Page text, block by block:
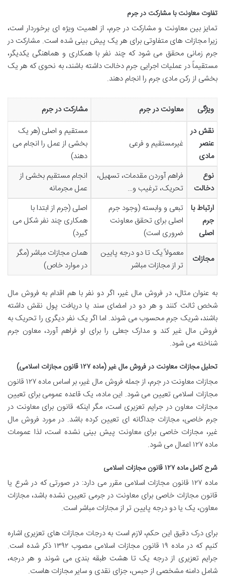
تفاوت معاونت با مشارکت در جرم
تمایز بین معاونت و مشارکت در جرم، از اهمیت ویژه ای برخوردار است،
زیرا مجازات های متفاوتی برای هر یک پیش بینی شده است. مشارکت در
جرم زمانی محقق می شود که چند نفر با همکاری و هماهنگی یکدیگر،
مستقیماً در عملیات اجرایی جرم دخالت داشته باشند، به نحوی که هر یک
بخشی از رکن مادی جرم را انجام دهند.
ویژگی معاونت در جرم
مشارکت در جرم
نقش در
عنصر
مادی
غیرمستقیم و فرعی
مستقیم و اصلی (هر یک
بخشی از عمل را انجام می
دهند)
نوع
دخالت
فراهم آوردن مقدمات، تسهیل،
تحریک، ترغیب و…
انجام مستقیم بخشی از
عمل مجرمانه
ارتباط با
جرم
اصلی
تبعی و وابسته (وجود جرم
اصلی برای تحقق معاونت
ضروری است)
اصلی (جرم از ابتدا با
همکاری چند نفر شکل می
گیرد)
مجازات
معمولاً یک تا دو درجه پایین
تر از مجازات مباشر
همان مجازات مباشر (مگر
در موارد خاص)
به عنوان مثال، در فروش مال غیر، اگر دو نفر با هم اقدام به فروش مال
شخص ثالث کنند و هر دو در امضای سند یا دریافت پول نقش داشته
باشند، شریک جرم محسوب می شوند. اما اگر یک نفر دیگری را تحریک به
فروش مال غیر کند و مدارک جعلی را برای او فراهم آورد، معاون جرم
شناخته می شود.
تحلیل مجازات معاونت در فروش مال غیر (ماده ۱۲۷ قانون مجازات اسلامی)
مجازات معاونت در جرم، از جمله فروش مال غیر، بر اساس ماده ۱۲۷ قانون
مجازات اسلامی تعیین می شود. این ماده، یک قاعده عمومی برای تعیین
مجازات معاون در جرایم تعزیری است، مگر اینکه قانون برای معاونت در
جرم خاصی، مجازات جداگانه ای تعیین کرده باشد. در مورد فروش مال
غیر، مجازات خاصی برای معاونت پیش بینی نشده است، لذا عمومات
ماده ۱۲۷ اعمال می شود.
شرح کامل ماده ۱۲۷ قانون مجازات اسلامی
ماده ۱۲۷ قانون مجازات اسلامی مقرر می دارد: در صورتی که در شرع یا
قانون مجازات خاصی برای معاونت در جرمی تعیین نشده باشد، مجازات
معاون، یک یا دو درجه پایین تر از مجازات مباشر است.
برای درک دقیق این حکم، لازم است به درجات مجازات های تعزیری اشاره
کنیم که در ماده ۱۹ قانون مجازات اسلامی مصوب ۱۳۹۲ ذکر شده است.
جرایم تعزیری از درجه یک تا هشت طبقه بندی می شوند و هر درجه،
شامل دامنه مشخصی از حبس، جزای نقدی و سایر مجازات هاست.